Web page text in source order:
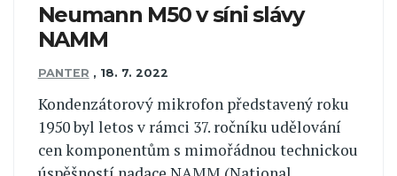
Neumann M50 v síni slávy
NAMM
PANTER , 18. 7. 2022
Kondenzátorový mikrofon představený roku
1950 byl letos v rámci 37. ročníku udělování
cen komponentům s mimořádnou technickou